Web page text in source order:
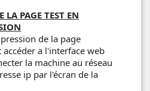
LA PAGE TEST EN
de la page
a l'interface web
la machine au réseau
ip par l'écran de la